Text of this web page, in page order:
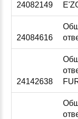
24082149
24084616
24142638